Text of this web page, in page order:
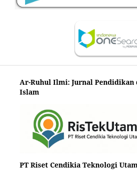
Ar-Ruhul Ilmi: Jurnal Pendidikan
Islam
PT Riset Cendikia Teknologi